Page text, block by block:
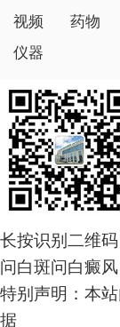
视频 药物
仪器
长按识别二维码
问白斑问白癜风
特别声明：本
据